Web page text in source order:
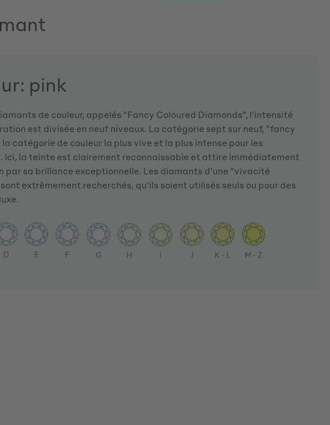
pink
de couleur, appelés "Fancy Coloured Diamonds", l'intensité
est divisée en neuf niveaux. La catégorie sept sur neuf, "fancy
catégorie de couleur la plus vive et la plus intense pour les
Ici, la teinte est clairement reconnaissable et attire immédiatement
par sa brillance exceptionnelle. Les diamants d'une "vivacité
extrêmement recherchés, qu'ils soient utilisés seuls ou pour des